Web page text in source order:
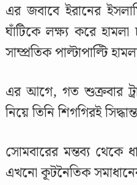
এর জবাবে ইরানের
ঘাঁটিকে লক্ষ্য করে
সাম্প্রতিক পাল্টাপাল্টি
এর আগে, গত শুক্রবার
নিয়ে তিনি শিগগিরই
সোমবারের মন্তব্য থেকে
এখনো কূটনৈতিক